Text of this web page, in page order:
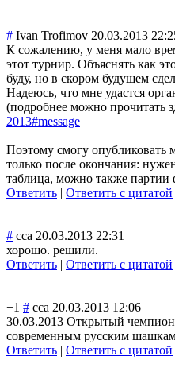
# Ivan Trofimov 20.03.2013
К сожалению, у меня мало
этот турнир. Объяснять как
буду, но в скором будущем
Надеюсь, что мне удастся
(подробнее можно прочитать
2013#message
Поэтому смогу опубликовать
только после окончания:
таблица, можно также партии
Ответить | Ответить с цитатой
# сса 20.03.2013 22:31
хорошо. решили.
Ответить | Ответить с цитатой
+1 # сса 20.03.2013 12:06
30.03.2013 Открытый
современным русским
Ответить | Ответить с цитатой